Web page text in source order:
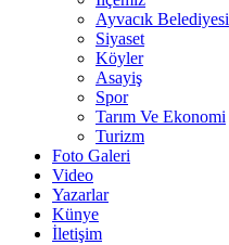
Ayvacık Belediyesi
Siyaset
Köyler
Asayiş
Spor
Tarım Ve Ekonomi
Turizm
Foto Galeri
Video
Yazarlar
Künye
İletişim